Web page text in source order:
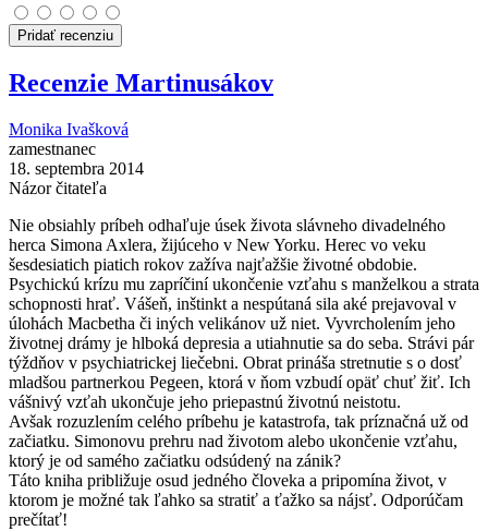
Pridať recenziu
Recenzie Martinusákov
Monika Ivašková
zamestnanec
18. septembra 2014
Názor čitateľa
Nie obsiahly príbeh odhaľuje úsek života slávneho divadelného
herca Simona Axlera, žijúceho v New Yorku. Herec vo veku
šesdesiatich piatich rokov zažíva najťažšie životné obdobie.
Psychickú krízu mu zapríčiní ukončenie vzťahu s manželkou a strata
schopnosti hrať. Vášeň, inštinkt a nespútaná sila aké prejavoval v
úlohách Macbetha či iných velikánov už niet. Vyvrcholením jeho
životnej drámy je hlboká depresia a utiahnutie sa do seba. Strávi pár
týždňov v psychiatrickej liečebni. Obrat prináša stretnutie s o dosť
mladšou partnerkou Pegeen, ktorá v ňom vzbudí opäť chuť žiť. Ich
vášnivý vzťah ukončuje jeho priepastnú životnú neistotu.
Avšak rozuzlením celého príbehu je katastrofa, tak príznačná už od
začiatku. Simonovu prehru nad životom alebo ukončenie vzťahu,
ktorý je od samého začiatku odsúdený na zánik?
Táto kniha približuje osud jedného človeka a pripomína život, v
ktorom je možné tak ľahko sa stratiť a ťažko sa nájsť. Odporúčam
prečítať!